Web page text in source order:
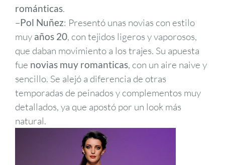
románticas.
–Pol Nuñez: Presentó unas novias con estilo
muy años 20, con tejidos ligeros y vaporosos,
que daban movimiento a los trajes. Su apuesta
fue novias muy romanticas, con un aire naive y
sencillo. Se alejó a diferencia de otras
temporadas de peinados y complementos muy
detallados, ya que apostó por un look más
natural.